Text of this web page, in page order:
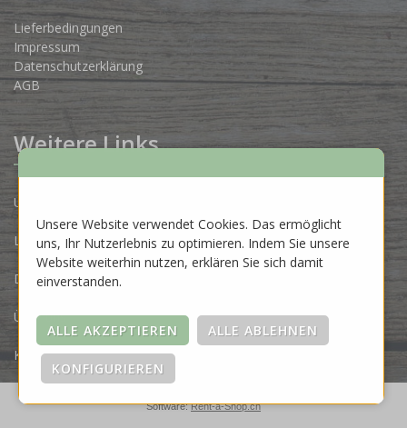
Lieferbedingungen
Impressum
Datenschutzerklärung
AGB
Weitere Links
Unsere Produzenten
Lose Ware Konzept
Dein Eigenlabel
Über uns
Kontakt
Software:Rent-a-Shop.ch
Unsere Website verwendet Cookies. Das ermöglicht
uns, Ihr Nutzerlebnis zu optimieren. Indem Sie unsere
Website weiterhin nutzen, erklären Sie sich damit
einverstanden.